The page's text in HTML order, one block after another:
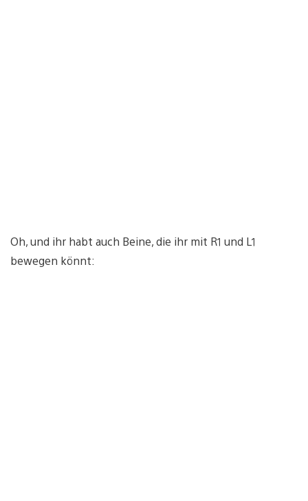
Oh, und ihr habt auch Beine, die ihr mit R1 und L1
bewegen könnt: